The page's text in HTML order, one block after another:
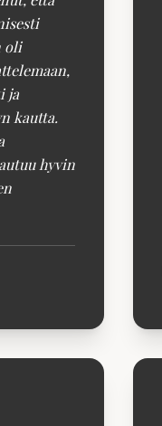
oli
ja
kautta.
hyvin